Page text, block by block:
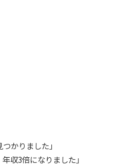
かりました」
収3倍になりました」